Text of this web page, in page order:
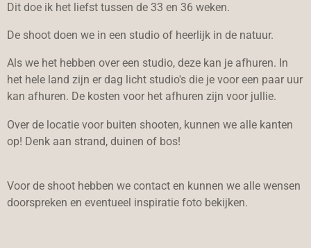
Dit doe ik het liefst tussen de 33 en 36 weken.
De shoot doen we in een studio of heerlijk in de natuur.
Als we het hebben over een studio, deze kan je afhuren. In
het hele land zijn er dag licht studio's die je voor een paar uur
kan afhuren. De kosten voor het afhuren zijn voor jullie.
Over de locatie voor buiten shooten, kunnen we alle kanten
op! Denk aan strand, duinen of bos!
Voor de shoot hebben we contact en kunnen we alle wensen
doorspreken en eventueel inspiratie foto bekijken.